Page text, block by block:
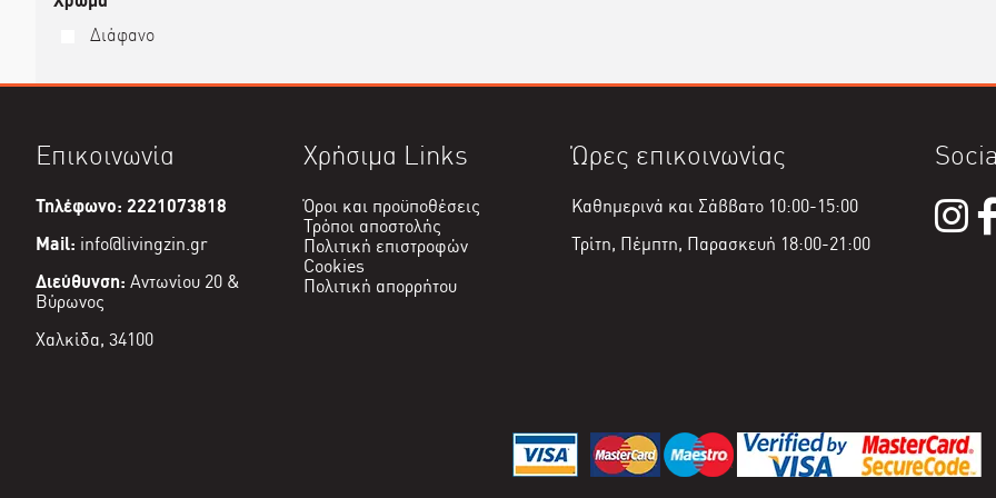
Διάφανο
Επικοινωνία
Τηλέφωνο: 2221073818
Mail: info@livingzin.gr
Διεύθυνση: Αντωνίου 20 &
Βύρωνος
Χαλκίδα, 34100
Χρήσιμα Links
Όροι και προϋποθέσεις
Τρόποι αποστολής
Πολιτική επιστροφών
Cookies
Πολιτική απορρήτου
Ώρες επικοινωνίας
Καθημερινά και Σάββατο 10:00-15:00
Τρίτη, Πέμπτη, Παρασκευή 18:00-21:00